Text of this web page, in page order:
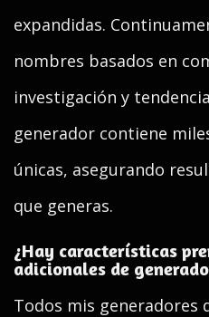
expandidas.
nombres basados en
investigación y
generador contiene
únicas, asegurando
que generas.
¿Hay características
adicionales de
Todos mis generadores